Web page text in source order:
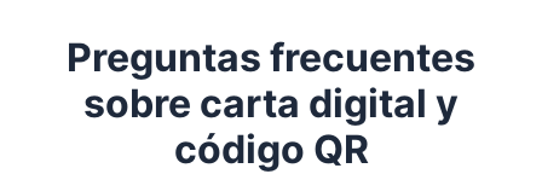
Preguntas frecuentes
sobre carta digital y
código QR